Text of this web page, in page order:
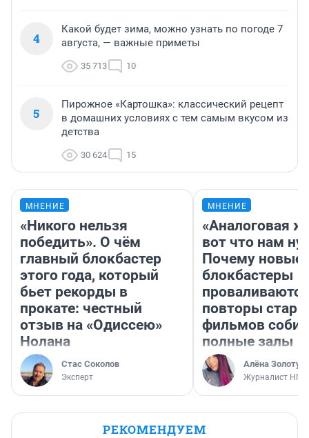
4
Какой будет зима, можно узнать по погоде 7
августа, — важные приметы
35 713 10
5
Пирожное «Картошка»: классический рецепт
в домашних условиях с тем самым вкусом из
детства
30 624 15
МНЕНИЕ
«Никого нельзя
победить». О чём
главный блокбастер
этого года, который
бьет рекорды в
прокате: честный
отзыв на «Одиссею»
Нолана
Стас Соколов
Эксперт
МНЕНИЕ
«Аналоговая
вот что нам
Почему новые
блокбастеры
повторы
фильмов
полные залы
Алёна
Журналист НГС
РЕКОМЕНДУЕМ